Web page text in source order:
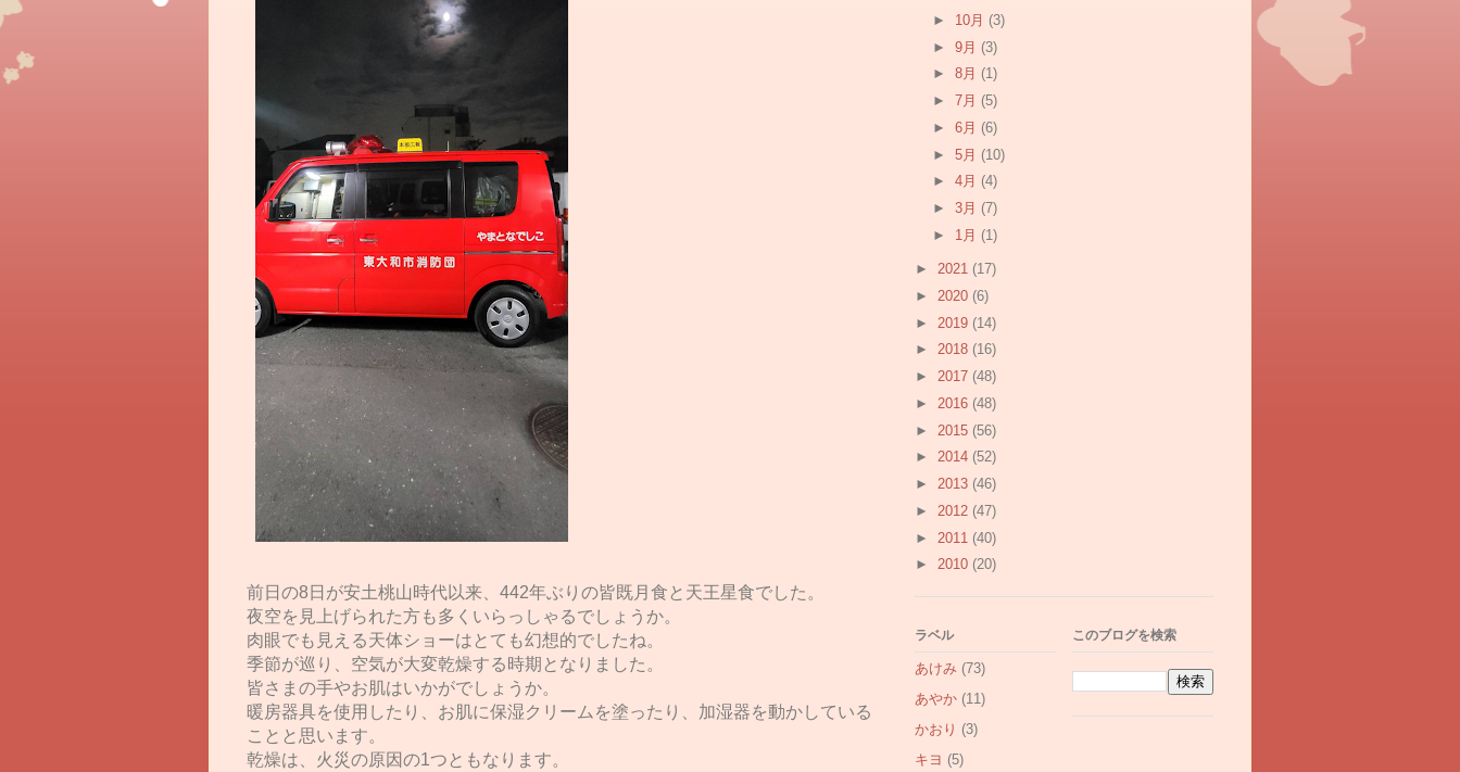
前日の8日が安土桃山時代以来、442年ぶりの皆既月食と天王星食でした。
夜空を見上げられた方も多くいらっしゃるでしょうか。
肉眼でも見える天体ショーはとても幻想的でしたね。
季節が巡り、空気が大変乾燥する時期となりました。
皆さまの手やお肌はいかがでしょうか。
暖房器具を使用したり、お肌に保湿クリームを塗ったり、加湿器を動かしている
ことと思います。
乾燥は、火災の原因の1つともなります。
► 10月 (3)
► 9月 (3)
► 8月 (1)
► 7月 (5)
► 6月 (6)
► 5月 (10)
► 4月 (4)
► 3月 (7)
► 1月 (1)
► 2021 (17)
► 2020 (6)
► 2019 (14)
► 2018 (16)
► 2017 (48)
► 2016 (48)
► 2015 (56)
► 2014 (52)
► 2013 (46)
► 2012 (47)
► 2011 (40)
► 2010 (20)
ラベル
あけみ (73)
あやか (11)
かおり (3)
キヨ (5)
このブログを検索